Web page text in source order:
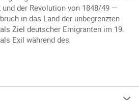
der Revolution von 1848/49 —
in das Land der unbegrenzten
Ziel deutscher Emigranten im 19.
Exil während des